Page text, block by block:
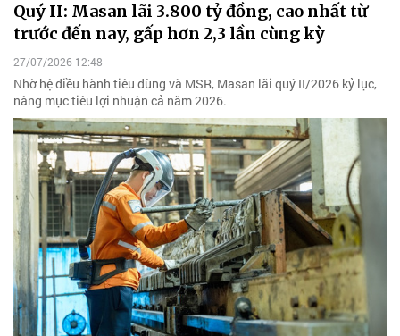
Quý II: Masan lãi 3.800 tỷ đồng, cao nhất từ
trước đến nay, gấp hơn 2,3 lần cùng kỳ
27/07/2026 12:48
Nhờ hệ điều hành tiêu dùng và MSR, Masan lãi quý II/2026 kỷ lục,
nâng mục tiêu lợi nhuận cả năm 2026.